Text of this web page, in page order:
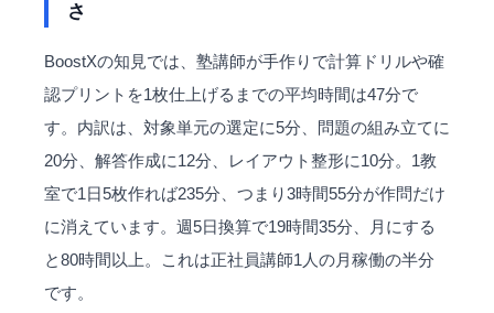
さ
BoostXの知見では、塾講師が手作りで計算ドリルや確
認プリントを1枚仕上げるまでの平均時間は47分で
す。内訳は、対象単元の選定に5分、問題の組み立てに
20分、解答作成に12分、レイアウト整形に10分。1教
室で1日5枚作れば235分、つまり3時間55分が作問だけ
に消えています。週5日換算で19時間35分、月にする
と80時間以上。これは正社員講師1人の月稼働の半分
です。